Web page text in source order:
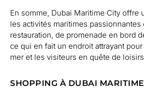
En somme, Dubai Maritime City offre
les activités maritimes
restauration, de promenade en bord
ce qui en fait un endroit attrayant
mer et les visiteurs en quête de
SHOPPING À DUBAI